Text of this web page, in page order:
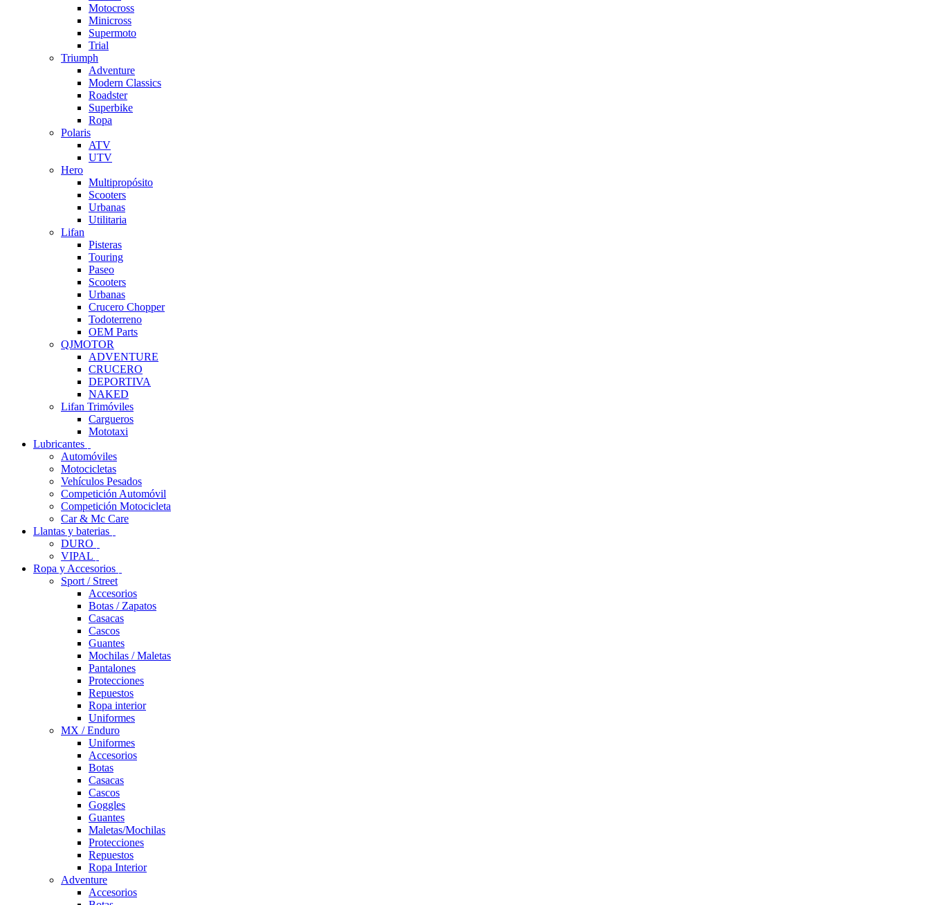
Motocross
Minicross
Supermoto
Trial
Triumph
Adventure
Modern Classics
Roadster
Superbike
Ropa
Polaris
ATV
UTV
Hero
Multipropósito
Scooters
Urbanas
Utilitaria
Lifan
Pisteras
Touring
Paseo
Scooters
Urbanas
Crucero Chopper
Todoterreno
OEM Parts
QJMOTOR
ADVENTURE
CRUCERO
DEPORTIVA
NAKED
Lifan Trimóviles
Cargueros
Mototaxi
Lubricantes
Automóviles
Motocicletas
Vehículos Pesados
Competición Automóvil
Competición Motocicleta
Car & Mc Care
Llantas y baterias
DURO
VIPAL
Ropa y Accesorios
Sport / Street
Accesorios
Botas / Zapatos
Casacas
Cascos
Guantes
Mochilas / Maletas
Pantalones
Protecciones
Repuestos
Ropa interior
Uniformes
MX / Enduro
Uniformes
Accesorios
Botas
Casacas
Cascos
Goggles
Guantes
Maletas/Mochilas
Protecciones
Repuestos
Ropa Interior
Adventure
Accesorios